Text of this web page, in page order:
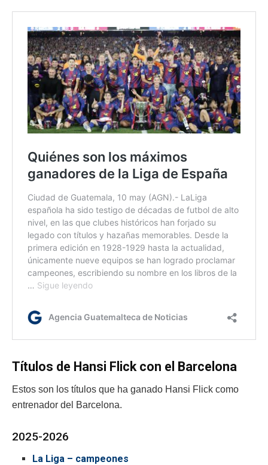
Títulos de Hansi Flick con el Barcelona
Estos son los títulos que ha ganado Hansi Flick como
entrenador del Barcelona.
2025-2026
La Liga – campeones